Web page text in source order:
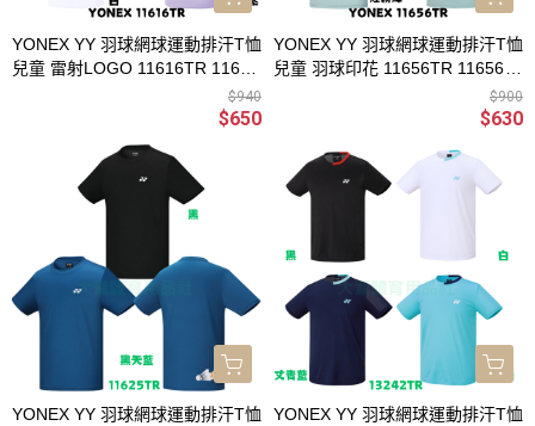
YONEX YY 羽球網球運動排汗T恤
兒童 雷射LOGO 11616TR 11616
$940
$650
YONEX YY 羽球網球運動排汗T恤
兒童 羽球印花 11656TR 11656JT
$900
$630
YONEX YY 羽球網球運動排汗T恤
YONEX YY 羽球網球運動排汗T恤